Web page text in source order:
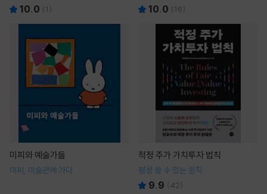
10.0 (1 ) 10.0 (16)
미피와 예술가들
미피, 미술관에 가다
적정 주가 가치투자 법칙
평생 쓸 수 있는 원칙
9.9 (42)